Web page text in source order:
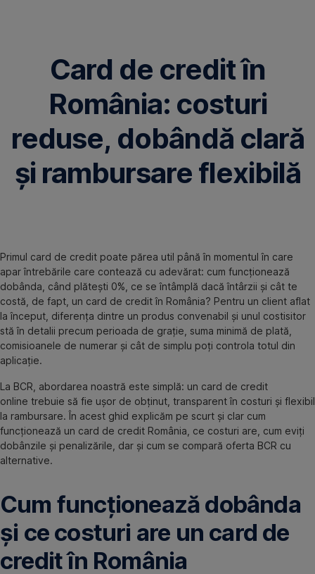
Card de credit în
România: costuri
reduse, dobândă clară
și rambursare flexibilă
Primul card de credit poate părea util până în momentul în care
apar întrebările care contează cu adevărat: cum funcționează
dobânda, când plătești 0%, ce se întâmplă dacă întârzii și cât te
costă, de fapt, un card de credit în România? Pentru un client aflat
la început, diferența dintre un produs convenabil și unul costisitor
stă în detalii precum perioada de grație, suma minimă de plată,
comisioanele de numerar și cât de simplu poți controla totul din
aplicație.
La BCR, abordarea noastră este simplă: un card de credit
online trebuie să fie ușor de obținut, transparent în costuri și flexibil
la rambursare. În acest ghid explicăm pe scurt și clar cum
funcționează un card de credit România, ce costuri are, cum eviți
dobânzile și penalizările, dar și cum se compară oferta BCR cu
alternative.
Cum funcționează dobânda
și ce costuri are un card de
credit în România